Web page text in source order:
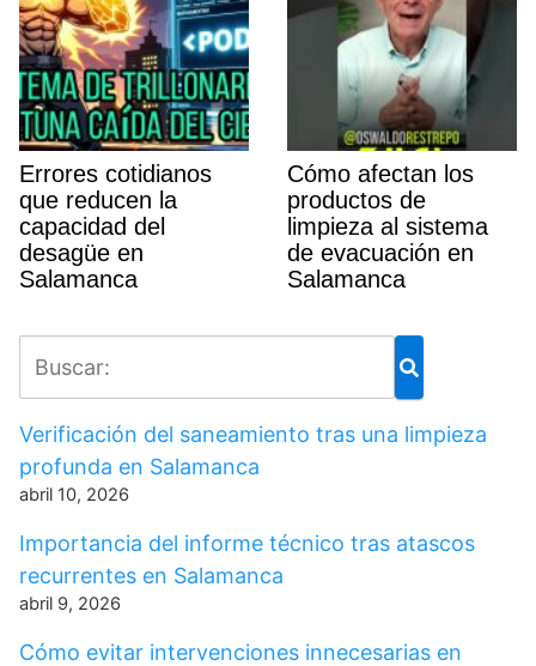
Errores cotidianos
que reducen la
capacidad del
desagüe en
Salamanca
Cómo afectan los
productos de
limpieza al sistema
de evacuación en
Salamanca
Verificación del saneamiento tras una limpieza
profunda en Salamanca
abril 10, 2026
Importancia del informe técnico tras atascos
recurrentes en Salamanca
abril 9, 2026
Cómo evitar intervenciones innecesarias en